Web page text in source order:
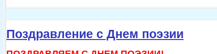
Поздравление с Днем поэзии